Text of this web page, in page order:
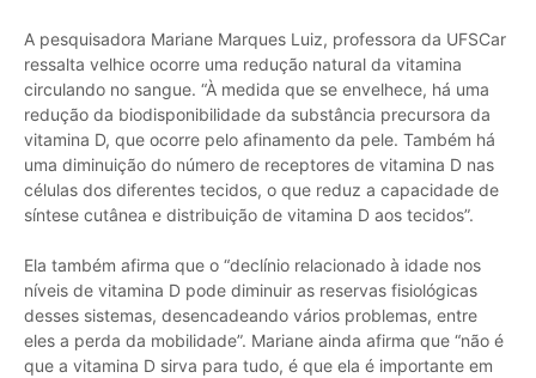
A pesquisadora Mariane Marques Luiz, professora da UFSCar
ressalta velhice ocorre uma redução natural da vitamina
circulando no sangue. “À medida que se envelhece, há uma
redução da biodisponibilidade da substância precursora da
vitamina D, que ocorre pelo afinamento da pele. Também há
uma diminuição do número de receptores de vitamina D nas
células dos diferentes tecidos, o que reduz a capacidade de
síntese cutânea e distribuição de vitamina D aos tecidos”.
Ela também afirma que o “declínio relacionado à idade nos
níveis de vitamina D pode diminuir as reservas fisiológicas
desses sistemas, desencadeando vários problemas, entre
eles a perda da mobilidade”. Mariane ainda afirma que “não é
que a vitamina D sirva para tudo, é que ela é importante em